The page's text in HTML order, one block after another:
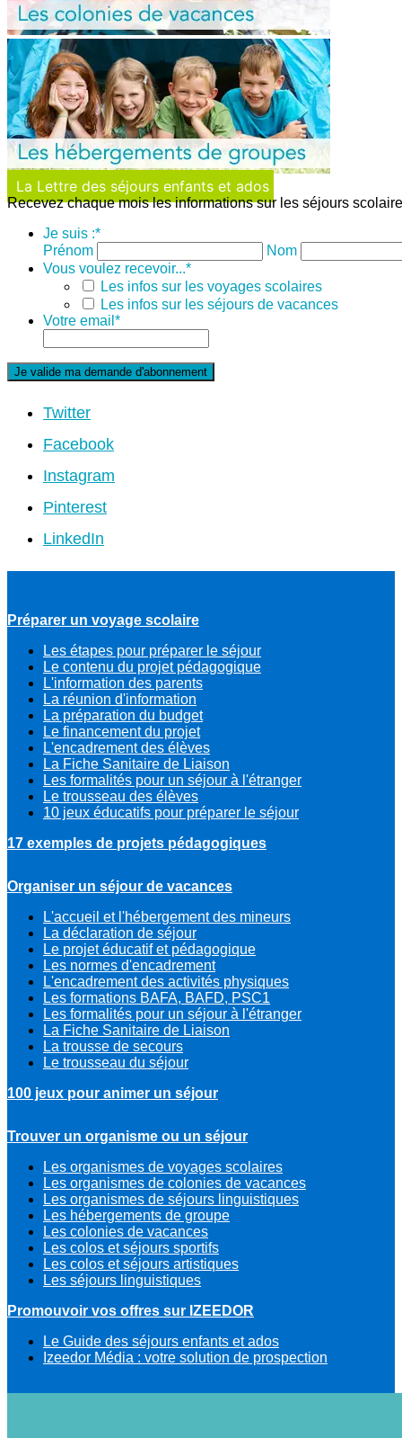
La Lettre des séjours enfants et ados
Recevez chaque mois les informations sur les séjours
Je suis :*
Prénom
Nom
Vous voulez recevoir...*
Les infos sur les voyages scolaires
Les infos sur les séjours de vacances
Votre email *
Twitter
Facebook
Instagram
Pinterest
LinkedIn
Préparer un voyage scolaire
Les étapes pour préparer le séjour
Le contenu du projet pédagogique
L'information des parents
La réunion d'information
La préparation du budget
Le financement du projet
L'encadrement des élèves
La Fiche Sanitaire de Liaison
Les formalités pour un séjour à l'étranger
Le trousseau des élèves
10 jeux éducatifs pour préparer le séjour
17 exemples de projets pédagogiques
Organiser un séjour de vacances
L'accueil et l'hébergement des mineurs
La déclaration de séjour
Le projet éducatif et pédagogique
Les normes d'encadrement
L'encadrement des activités physiques
Les formations BAFA, BAFD, PSC1
Les formalités pour un séjour à l'étranger
La Fiche Sanitaire de Liaison
La trousse de secours
Le trousseau du séjour
100 jeux pour animer un séjour
Trouver un organisme ou un séjour
Les organismes de voyages scolaires
Les organismes de colonies de vacances
Les organismes de séjours linguistiques
Les hébergements de groupe
Les colonies de vacances
Les colos et séjours sportifs
Les colos et séjours artistiques
Les séjours linguistiques
Promouvoir vos offres sur IZEEDOR
Le Guide des séjours enfants et ados
Izeedor Média : votre solution de prospection